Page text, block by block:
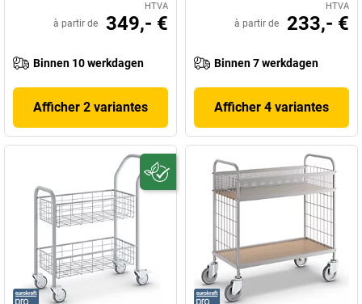
HTVA
à partir de 349,- €
Binnen 10 werkdagen
Afficher 2 variantes
HTVA
à partir de 233,- €
Binnen 7 werkdagen
Afficher 4 variantes